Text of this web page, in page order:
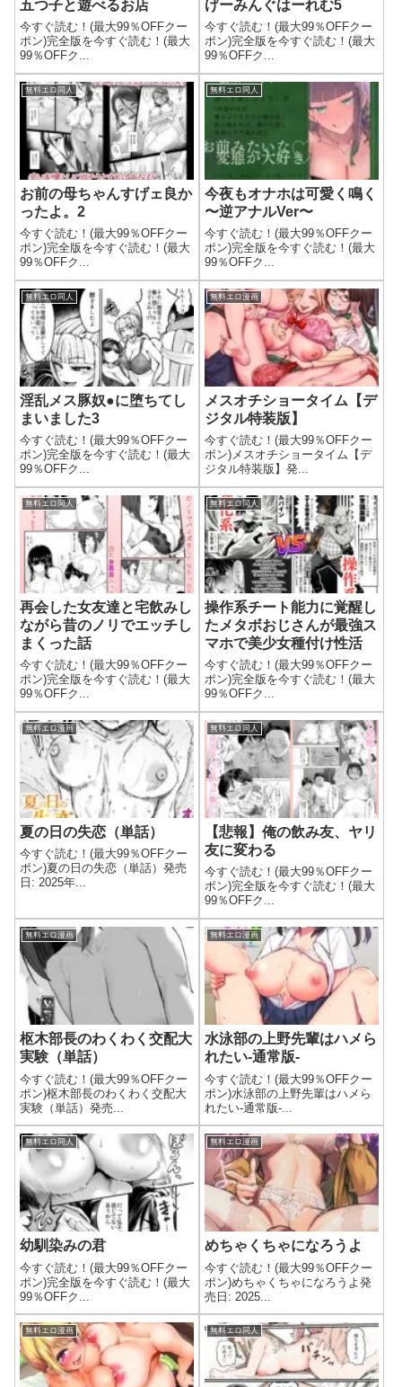
五つ子と遊べるお店
今すぐ読む！(最大99％OFFクー
ポン)完全版を今すぐ読む！(最大
99％OFFク...
げーみんぐはーれむ5
今すぐ読む！(最大99％OFFクー
ポン)完全版を今すぐ読む！(最大
99％OFFク...
無料エロ同人
お前の母ちゃんすげェ良か
ったよ。2
今すぐ読む！(最大99％OFFクー
ポン)完全版を今すぐ読む！(最大
99％OFFク...
無料エロ同人
今夜もオナホは可愛く鳴く
〜逆アナルVer〜
今すぐ読む！(最大99％OFFクー
ポン)完全版を今すぐ読む！(最大
99％OFFク...
無料エロ同人
淫乱メス豚奴●に堕ちてし
まいました3
今すぐ読む！(最大99％OFFクー
ポン)完全版を今すぐ読む！(最大
99％OFFク...
無料エロ漫画
メスオチショータイム【デ
ジタル特装版】
今すぐ読む！(最大99％OFFクー
ポン)メスオチショータイム【デ
ジタル特装版】発...
無料エロ同人
再会した女友達と宅飲みし
ながら昔のノリでエッチし
まくった話
今すぐ読む！(最大99％OFFクー
ポン)完全版を今すぐ読む！(最大
99％OFFク...
無料エロ同人
操作系チート能力に覚醒し
たメタボおじさんが最強ス
マホで美少女種付け性活
今すぐ読む！(最大99％OFFクー
ポン)完全版を今すぐ読む！(最大
99％OFFク...
無料エロ漫画
夏の日の失恋（単話）
今すぐ読む！(最大99％OFFクー
ポン)夏の日の失恋（単話）発売
日: 2025年...
無料エロ同人
【悲報】俺の飲み友、ヤリ
友に変わる
今すぐ読む！(最大99％OFFクー
ポン)完全版を今すぐ読む！(最大
99％OFFク...
無料エロ漫画
枢木部長のわくわく交配大
実験（単話）
今すぐ読む！(最大99％OFFクー
ポン)枢木部長のわくわく交配大
実験（単話）発売...
無料エロ漫画
水泳部の上野先輩はハメら
れたい-通常版-
今すぐ読む！(最大99％OFFクー
ポン)水泳部の上野先輩はハメら
れたい-通常版-...
無料エロ同人
幼馴染みの君
今すぐ読む！(最大99％OFFクー
ポン)完全版を今すぐ読む！(最大
99％OFFク...
無料エロ漫画
めちゃくちゃになろうよ
今すぐ読む！(最大99％OFFクー
ポン)めちゃくちゃになろうよ発
売日: 2025...
無料エロ漫画 無料エロ同人